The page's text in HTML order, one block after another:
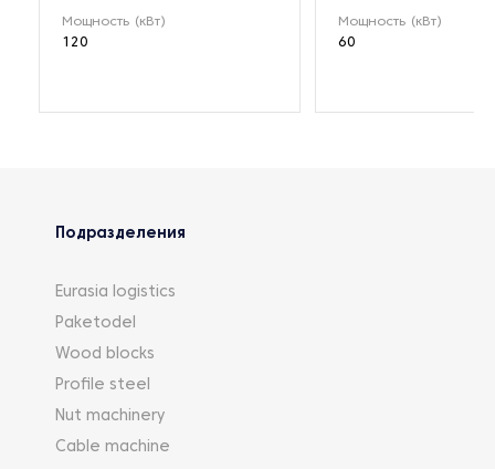
Мощность (кВт)
120
Мощность (кВт)
60
Подразделения
Eurasia logistics
Paketodel
Wood blocks
Profile steel
Nut machinery
Cable machine